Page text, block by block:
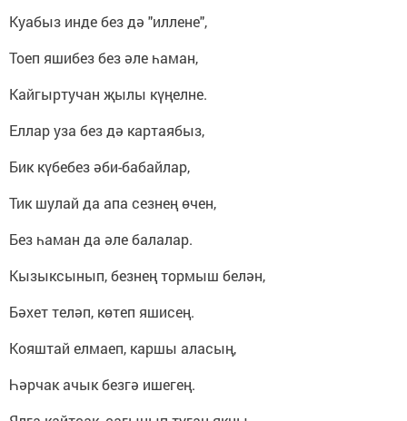
Куабыз инде без дә "иллене",
Тоеп яшибез без әле һаман,
Кайгыртучан җылы күңелне.
Еллар уза без дә картаябыз,
Бик күбебез әби-бабайлар,
Тик шулай да апа сезнең өчен,
Без һаман да әле балалар.
Кызыксынып, безнең тормыш белән,
Бәхет теләп, көтеп яшисең.
Кояштай елмаеп, каршы аласың,
Һәрчак ачык безгә ишегең.